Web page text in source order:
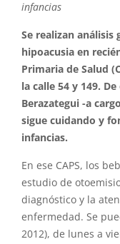
infancias
Se realizan
hipoacusia en
Primaria de Salud
la calle 54 y 149.
Berazategui -a
sigue cuidando y
infancias.
En ese CAPS, los
estudio de
diagnóstico y la
enfermedad. Se
2012), de lunes a